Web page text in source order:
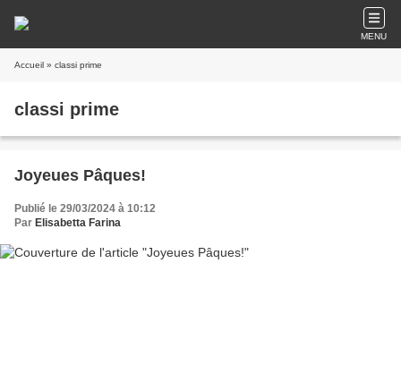
MENU
Accueil » classi prime
classi prime
Joyeues Pâques!
Publié le 29/03/2024 à 10:12
Par Elisabetta Farina